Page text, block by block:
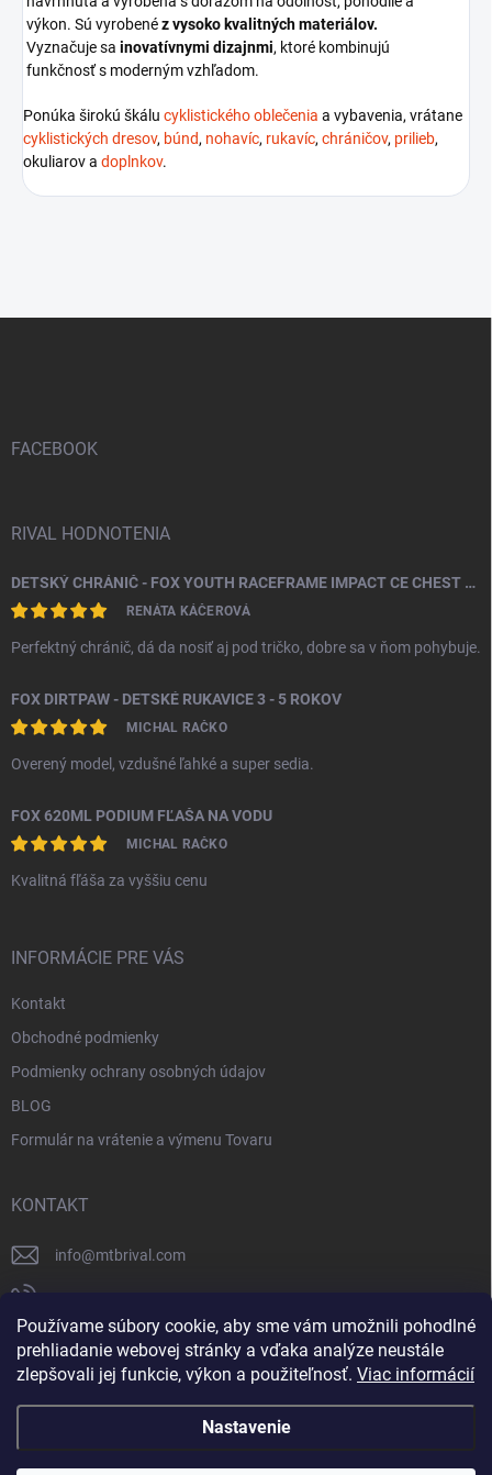
Používame súbory cookie, aby sme vám umožnili pohodlné
prehliadanie webovej stránky a vďaka analýze neustále
zlepšovali jej funkcie, výkon a použiteľnosť. Viac informácií
Nastavenie
výkon. Sú vyrobenéz vysoko kvalitných materiálov.
Vyznačuje sa inovatívnymi dizajnmi, ktoré kombinujú
funkčnosť s moderným vzhľadom.
Ponúka širokú škálu cyklistického oblečenia a vybavenia, vrátane
cyklistických dresov, búnd, nohavíc, rukavíc, chráničov, prilieb,
okuliarov a doplnkov.
FACEBOOK
RIVAL HODNOTENIA
DETSKÝ CHRÁNIČ - FOX YOUTH RACEFRAME IMPACT CE CHEST GUARD
RENÁTA KÁČEROVÁ
Perfektný chránič, dá da nosiť aj pod tričko, dobre sa v ňom pohybuje.
FOX DIRTPAW - DETSKÉ RUKAVICE 3 - 5 ROKOV
MICHAL RAČKO
Overený model, vzdušné ľahké a super sedia.
FOX 620ML PODIUM FĽAŠA NA VODU
MICHAL RAČKO
Kvalitná fľáša za vyššiu cenu
INFORMÁCIE PRE VÁS
Kontakt
Obchodné podmienky
Podmienky ochrany osobných údajov
BLOG
Formulár na vrátenie a výmenu Tovaru
KONTAKT
info@mtbrival.com
Náš Facebook
mtb_rival